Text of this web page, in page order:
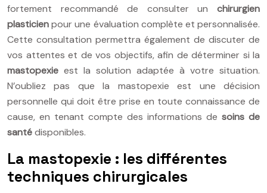
fortement recommandé de consulter un chirurgien
plasticienpour une évaluation complète et personnalisée.
Cette consultation permettra également de discuter de
vos attentes et de vos objectifs, afin de déterminer si la
mastopexie est la solution adaptée à votre situation.
N’oubliez pas que la mastopexie est une décision
personnelle qui doit être prise en toute connaissance de
cause, en tenant compte des informations de soins de
santédisponibles.
La mastopexie : les différentes
techniques chirurgicales